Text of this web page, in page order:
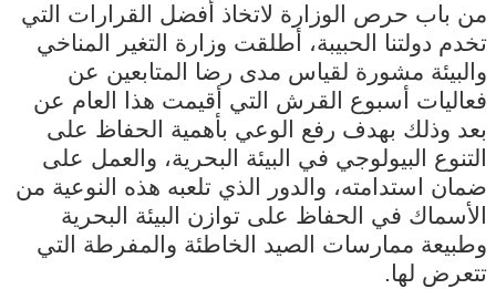
من باب حرص الوزارة لاتخاذ أفضل القرارات التي
تخدم دولتنا الحبيبة، أطلقت وزارة التغير المناخي
والبيئة مشورة لقياس مدى رضا المتابعين عن
فعاليات أسبوع القرش التي أقيمت هذا العام عن
بعد وذلك بهدف رفع الوعي بأهمية الحفاظ على
التنوع البيولوجي في البيئة البحرية، والعمل على
ضمان استدامته، والدور الذي تلعبه هذه النوعية من
الأسماك في الحفاظ على توازن البيئة البحرية
وطبيعة ممارسات الصيد الخاطئة والمفرطة التي
تتعرض لها.